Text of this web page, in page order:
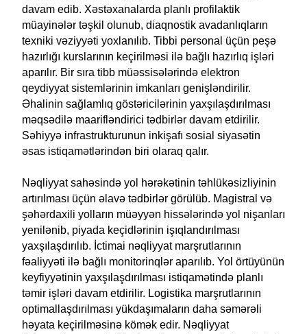
davam edib. Xəstəxanalarda planlı profilaktik
müayinələr təşkil olunub, diaqnostik avadanlıqların
texniki vəziyyəti yoxlanılıb. Tibbi personal üçün peşə
hazırlığı kurslarının keçirilməsi ilə bağlı hazırlıq işləri
aparılır. Bir sıra tibb müəssisələrində elektron
qeydiyyat sistemlərinin imkanları genişləndirilir.
Əhalinin sağlamlıq göstəricilərinin yaxşılaşdırılması
məqsədilə maarifləndirici tədbirlər davam etdirilir.
Səhiyyə infrastrukturunun inkişafı sosial siyasətin
əsas istiqamətlərindən biri olaraq qalır.
Nəqliyyat sahəsində yol hərəkətinin təhlükəsizliyinin
artırılması üçün əlavə tədbirlər görülüb. Magistral və
şəhərdaxili yolların müəyyən hissələrində yol nişanları
yenilənib, piyada keçidlərinin işıqlandırılması
yaxşılaşdırılıb. İctimai nəqliyyat marşrutlarının
fəaliyyəti ilə bağlı monitorinqlər aparılıb. Yol örtüyünün
keyfiyyətinin yaxşılaşdırılması istiqamətində planlı
təmir işləri davam etdirilir. Logistika marşrutlarının
optimallaşdırılması yükdaşımaların daha səmərəli
həyata keçirilməsinə kömək edir. Nəqliyyat